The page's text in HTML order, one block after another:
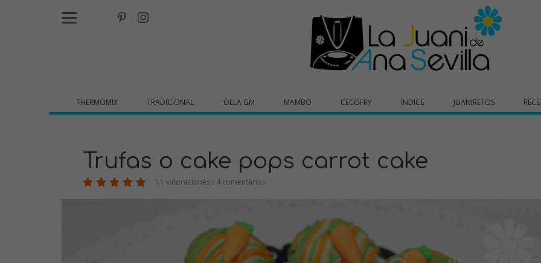
THERMOMIX TRADICIONAL OLLA GM MAMBO CECOFRY ÍNDICE JUANIRETOS
Trufas o cake pops carrot cake
11 valoraciones / 4 comentarios